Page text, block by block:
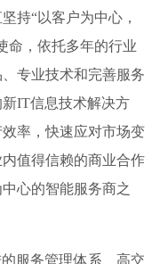
持“以客户为中心，
命，依托多年的行业
专业技术和完善服务
IT信息技术解决方
率，快速应对市场变
值得信赖的商业合作
心的智能服务商之
服务管理体系、高交